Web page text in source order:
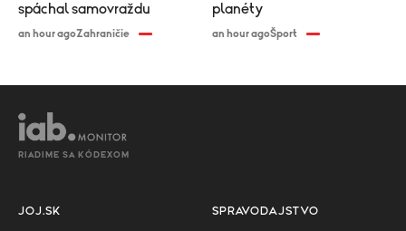
spáchal samovraždu
an hour agoZahraničie
planéty
an hour agoŠport
RIADIME SA KÓDEXOM
JOJ.SK SPRAVODAJSTVO